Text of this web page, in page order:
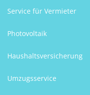
Service für Vermieter
Photovoltaik
Haushaltsversicherung
Umzugsservice